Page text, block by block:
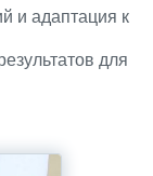
и адаптация к
для